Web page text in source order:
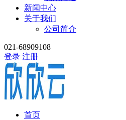
新闻中心
关于我们
公司简介
021-68909108
登录 注册
首页